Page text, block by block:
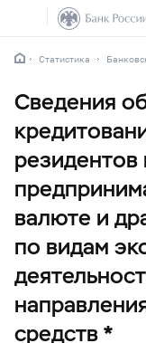
Статистика
Сведения
валюте и
по видам
средств *